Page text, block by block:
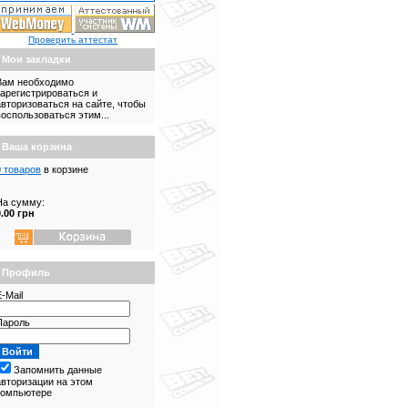
Проверить аттестат
Мои закладки
необходимо
и
на сайте, чтобы
этим...
Ваша корзина
товаров в корзине
сумму:
грн
Профиль
Mail
Запомнить данные
на этом